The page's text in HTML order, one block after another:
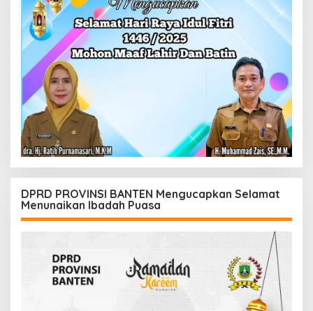
DPRD PROVINSI BANTEN Mengucapkan Selamat
Menunaikan Ibadah Puasa